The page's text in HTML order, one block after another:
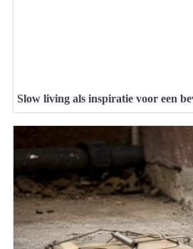
Slow living als inspiratie voor een